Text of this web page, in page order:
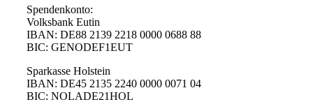
Spendenkonto:
Volksbank Eutin
IBAN: DE88 2139 2218 0000 0688 88
BIC: GENODEF1EUT
Sparkasse Holstein
IBAN: DE45 2135 2240 0000 0071 04
BIC: NOLADE21HOL